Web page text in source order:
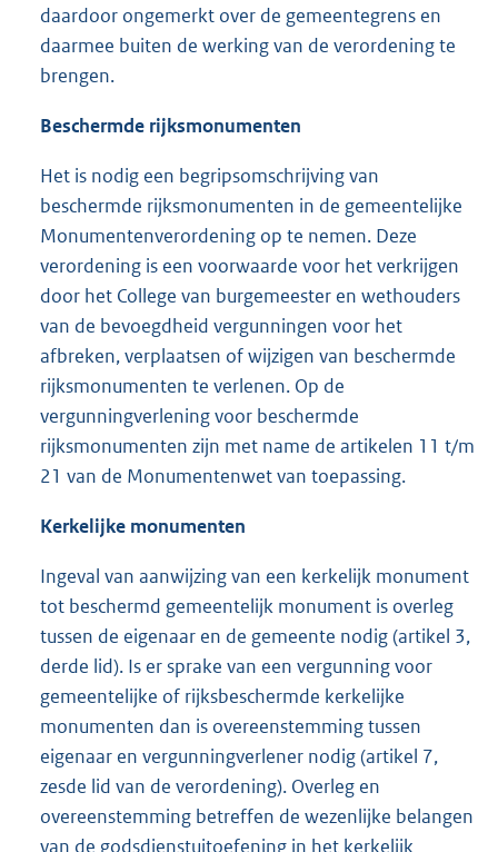
daardoor ongemerkt over de gemeentegrens en
daarmee buiten de werking van de verordening te
brengen.
Beschermde rijksmonumenten
Het is nodig een begripsomschrijving van
beschermde rijksmonumenten in de gemeentelijke
Monumentenverordening op te nemen. Deze
verordening is een voorwaarde voor het verkrijgen
door het College van burgemeester en wethouders
van de bevoegdheid vergunningen voor het
afbreken, verplaatsen of wijzigen van beschermde
rijksmonumenten te verlenen. Op de
vergunningverlening voor beschermde
rijksmonumenten zijn met name de artikelen 11 t/m
21 van de Monumentenwet van toepassing.
Kerkelijke monumenten
Ingeval van aanwijzing van een kerkelijk monument
tot beschermd gemeentelijk monument is overleg
tussen de eigenaar en de gemeente nodig (artikel 3,
derde lid). Is er sprake van een vergunning voor
gemeentelijke of rijksbeschermde kerkelijke
monumenten dan is overeenstemming tussen
eigenaar en vergunningverlener nodig (artikel 7,
zesde lid van de verordening). Overleg en
overeenstemming betreffen de wezenlijke belangen
van de godsdienstuitoefening in het kerkelijk